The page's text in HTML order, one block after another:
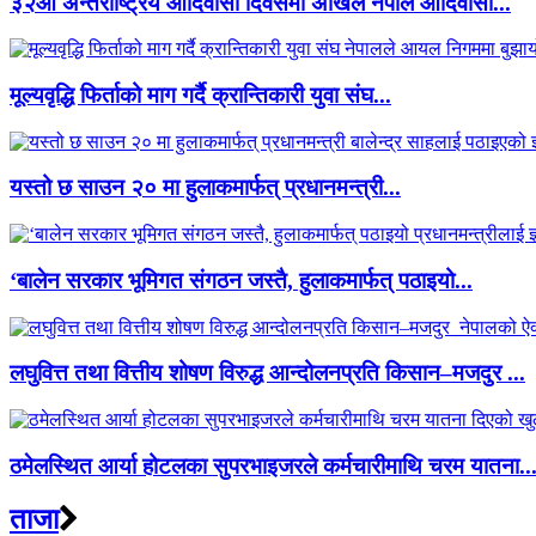
मूल्यवृद्धि फिर्ताको माग गर्दै क्रान्तिकारी युवा संघ...
यस्तो छ साउन २० मा हुलाकमार्फत् प्रधानमन्त्री...
‘बालेन सरकार भूमिगत संगठन जस्तै, हुलाकमार्फत् पठाइयो...
लघुवित्त तथा वित्तीय शोषण विरुद्ध आन्दोलनप्रति किसान–मजदुर ...
ठमेलस्थित आर्या होटलका सुपरभाइजरले कर्मचारीमाथि चरम यातना...
ताजा